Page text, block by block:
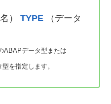
名）TYPE （データ
データ型または
を指定します。